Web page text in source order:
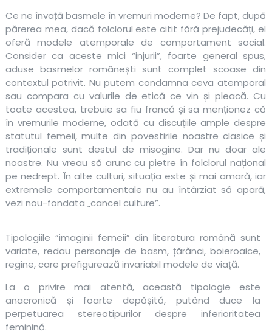
Ce ne învață basmele în vremuri moderne? De fapt, după
părerea mea, dacă folclorul este citit fără prejudecăți, el
oferă modele atemporale de comportament social.
Consider ca aceste mici “injurii”, foarte general spus,
aduse basmelor românești sunt complet scoase din
contextul potrivit. Nu putem condamna ceva atemporal
sau compara cu valurile de etică ce vin și pleacă. Cu
toate acestea, trebuie sa fiu francă și sa menționez că
în vremurile moderne, odată cu discuțiile ample despre
statutul femeii, multe din povestirile noastre clasice și
tradiționale sunt destul de misogine. Dar nu doar ale
noastre. Nu vreau să arunc cu pietre în folclorul național
pe nedrept. În alte culturi, situația este și mai amară, iar
extremele comportamentale nu au întârziat să apară,
vezi nou-fondata „cancel culture”.
Tipologiile “imaginii femeii” din literatura română sunt
variate, redau personaje de basm, țărănci, boieroaice,
regine, care prefigurează invariabil modele de viață.
La o privire mai atentă, această tipologie este
anacronică și foarte depășită, putând duce la
perpetuarea stereotipurilor despre inferioritatea
feminină.